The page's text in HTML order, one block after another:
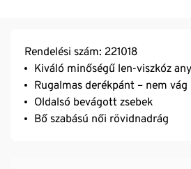
Rendelési szám: 221018
Kiváló minőségű len-viszkóz
Rugalmas derékpánt – nem vág
Oldalsó bevágott zsebek
Bő szabású női rövidnadrág